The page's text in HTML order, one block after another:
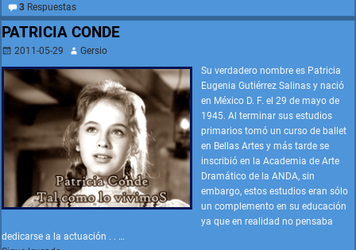
3Respuestas
PATRICIA CONDE
2011-05-29
Gersio
Su verdadero nombre es Patricia
Eugenia Gutiérrez Salinas y nació
en México D. F. el 29 de mayo de
1945. Al terminar sus estudios
primarios tomó un curso de ballet
en Bellas Artes y más tarde se
inscribió en la Academia de Arte
Dramático de la ANDA, sin
embargo, estos estudios eran sólo
un complemento en su educación
ya que en realidad no pensaba
dedicarse a la actuación . . …